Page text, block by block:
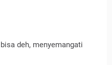
deh, menyemangati